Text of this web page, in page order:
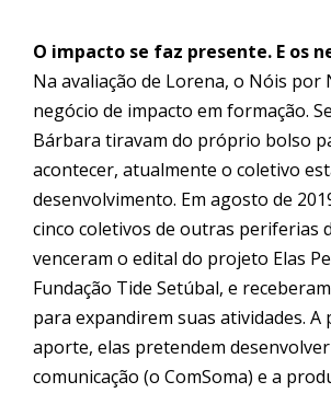
O impacto se faz presente. E os
Na avaliação de Lorena, o Nóis por
negócio de impacto em formação.
Bárbara tiravam do próprio bolso
acontecer, atualmente o coletivo
desenvolvimento. Em agosto de
cinco coletivos de outras periferias
venceram o edital do projeto Elas
Fundação Tide Setúbal, e
para expandirem suas atividades. A
aporte, elas pretendem
comunicação (o ComSoma) e a